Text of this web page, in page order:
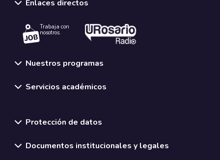
Enlaces directos
Trabaja con
nosotros.
Nuestros programas
Servicios académicos
Protección de datos
Documentos institucionales y legales